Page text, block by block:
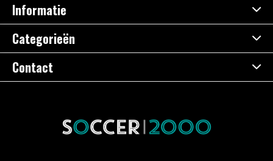
Informatie
Categorieën
Contact